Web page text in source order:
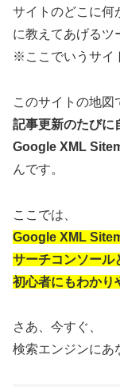
サイトのどこに何
に教えてあげるツ
※ここでいうサイ
このサイトの地図
記事更新のたびに
Google XML
んです。
ここでは、
Google XML
サーチコンソール
初心者にもわかり
さあ、今すぐ、
検索エンジンにあ